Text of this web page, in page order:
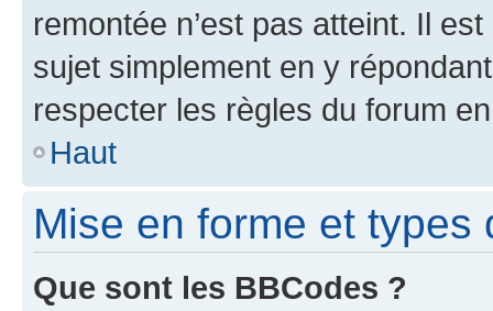
remontée n’est pas atteint. Il
sujet simplement en y
respecter les règles du forum
Haut
Mise en forme et types
Que sont les BBCodes ?